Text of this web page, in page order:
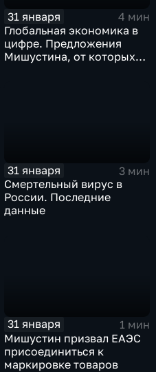
31 января
4 мин
Глобальная экономика в
цифре. Предложения
Мишустина, от которых
31 января
3 мин
Смертельный вирус в
России. Последние
данные
31 января
1 мин
Мишустин призвал ЕАЭС
присоединиться к
маркировке товаров